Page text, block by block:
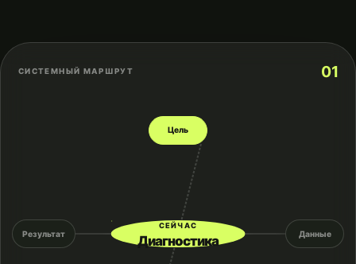
СИСТЕМНЫЙ МАРШРУТ 01
СЕЙЧАС
Диагностика
Цель
Данные
Результат